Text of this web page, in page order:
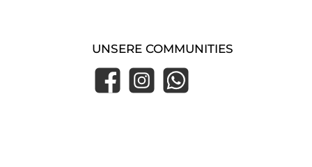
UNSERE COMMUNITIES
FacebookInstagramWhatsApp